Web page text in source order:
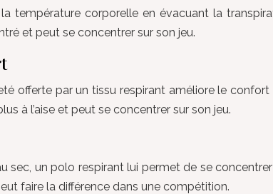
température corporelle en évacuant la
et peut se concentrer sur son jeu.
offerte par un tissu respirant améliore le
à l’aise et peut se concentrer sur son jeu.
sec, un polo respirant lui permet de se
faire la différence dans une compétition.